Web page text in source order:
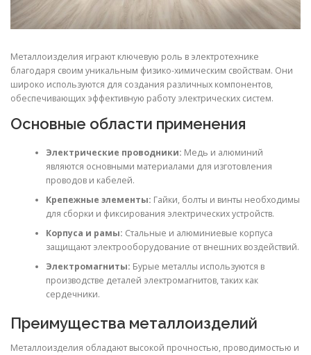
Металлоизделия играют ключевую роль в электротехнике
благодаря своим уникальным физико-химическим свойствам. Они
широко используются для создания различных компонентов,
обеспечивающих эффективную работу электрических систем.
Основные области применения
Электрические проводники: Медь и алюминий
являются основными материалами для изготовления
проводов и кабелей.
Крепежные элементы: Гайки, болты и винты необходимы
для сборки и фиксирования электрических устройств.
Корпуса и рамы: Стальные и алюминиевые корпуса
защищают электрооборудование от внешних воздействий.
Электромагниты: Бурые металлы используются в
производстве деталей электромагнитов, таких как
сердечники.
Преимущества металлоизделий
Металлоизделия обладают высокой прочностью, проводимостью и